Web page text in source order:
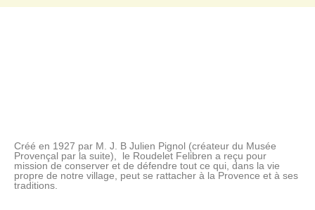
Créé en 1927 par M. J. B Julien Pignol (créateur du Musée
Provençal par la suite), le Roudelet Felibren a reçu pour
mission de conserver et de défendre tout ce qui, dans la vie
propre de notre village, peut se rattacher à la Provence et à ses
traditions.